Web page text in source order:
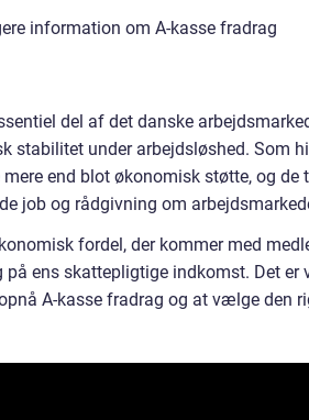
information om A-kasse fradrag
del af det danske
stabilitet under arbejdsløshed. Som
end blot økonomisk støtte, og de
job og rådgivning om
fordel, der kommer med
på ens skattepligtige indkomst. Det
A-kasse fradrag og at vælge den